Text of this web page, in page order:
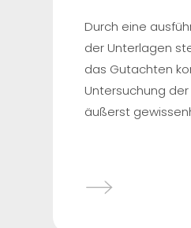
Durch eine
der Unterlagen
das Gutachten
Untersuchung
äußerst